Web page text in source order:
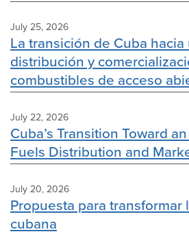
July 25, 2026
La transición de Cuba
distribución y
combustibles de acceso
July 22, 2026
Cuba’s Transition Toward
Fuels Distribution and
July 20, 2026
Propuesta para transformar
cubana